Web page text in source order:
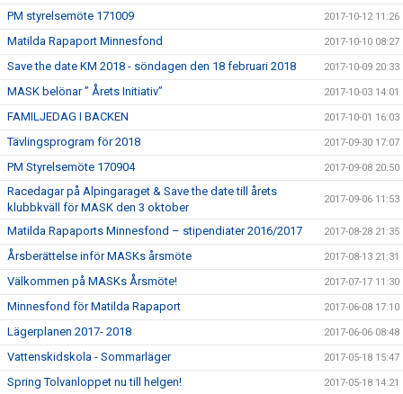
PM styrelsemöte 171009 2017-10-12 11:26
Matilda Rapaport Minnesfond 2017-10-10 08:27
Save the date KM 2018 - söndagen den 18 februari 2018 2017-10-09 20:33
MASK belönar ” Årets Initiativ” 2017-10-03 14:01
FAMILJEDAG I BACKEN 2017-10-01 16:03
Tävlingsprogram för 2018 2017-09-30 17:07
PM Styrelsemöte 170904 2017-09-08 20:50
Racedagar på Alpingaraget & Save the date till årets
klubbkväll för MASK den 3 oktober
2017-09-06 11:53
Matilda Rapaports Minnesfond – stipendiater 2016/2017 2017-08-28 21:35
Årsberättelse inför MASKs årsmöte 2017-08-13 21:31
Välkommen på MASKs Årsmöte! 2017-07-17 11:30
Minnesfond för Matilda Rapaport 2017-06-08 17:10
Lägerplanen 2017- 2018 2017-06-06 08:48
Vattenskidskola - Sommarläger 2017-05-18 15:47
Spring Tolvanloppet nu till helgen! 2017-05-18 14:21